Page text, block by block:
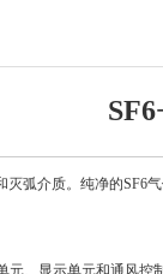
介质。纯净的SF6
、显示单元和通风控